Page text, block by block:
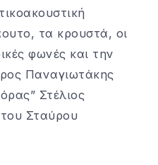
τα κρουστά, οι
φωνές και την
Παναγιωτάκης
Στέλιος
Σταύρου